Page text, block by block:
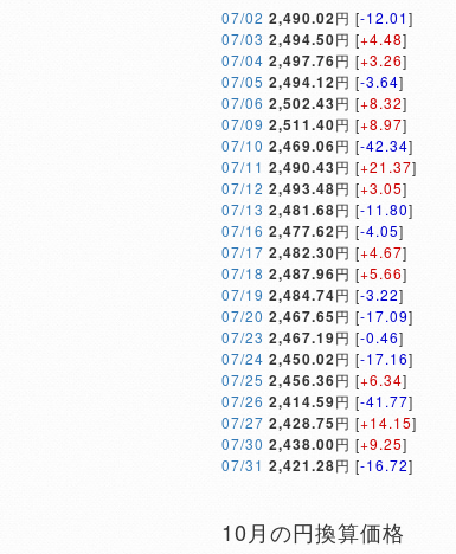
07/02 2,490.02円 [-12.01]
07/03 2,494.50円 [+4.48]
07/04 2,497.76円 [+3.26]
07/05 2,494.12円 [-3.64]
07/06 2,502.43円 [+8.32]
07/09 2,511.40円 [+8.97]
07/10 2,469.06円 [-42.34]
07/11 2,490.43円 [+21.37]
07/12 2,493.48円 [+3.05]
07/13 2,481.68円 [-11.80]
07/16 2,477.62円 [-4.05]
07/17 2,482.30円 [+4.67]
07/18 2,487.96円 [+5.66]
07/19 2,484.74円 [-3.22]
07/20 2,467.65円 [-17.09]
07/23 2,467.19円 [-0.46]
07/24 2,450.02円 [-17.16]
07/25 2,456.36円 [+6.34]
07/26 2,414.59円 [-41.77]
07/27 2,428.75円 [+14.15]
07/30 2,438.00円 [+9.25]
07/31 2,421.28円 [-16.72]
10月の円換算価格